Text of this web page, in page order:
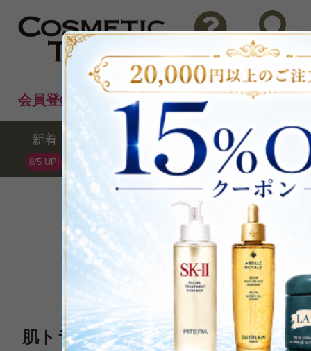
問い合わせ 検索
会員登録後のお買い物でポイントプレゼント！
新着
8/5 UP!
セール ランキング ブ
ELIZABETH
エリザベスアーデン
全42点 /最大74%OFF
ブランドランキング第14位
肌トラブルに万能クリームが超ロン